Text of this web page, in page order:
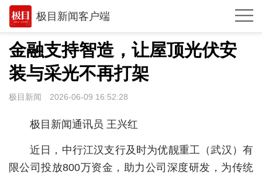
极目新闻客户端
推荐
观点
时政
世相
金融支持智造，让屋顶光伏安
装与采光不再打架
极目新闻 2026-06-09 16:52:28
极目新闻通讯员 王兴红
近日，中行江汉支行及时为优靓重工（武汉）有
限公司投放800万资金，助力公司深度研发，为传统